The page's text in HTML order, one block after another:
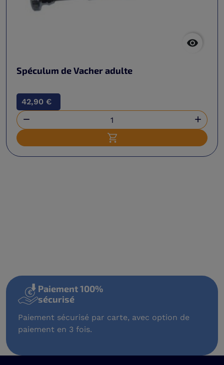

Spéculum de Vacher adulte
42,90 €
 
Ajouter au panier
Paiement 100%
sécurisé
Paiement sécurisé par carte, avec option de
paiement en 3 fois.